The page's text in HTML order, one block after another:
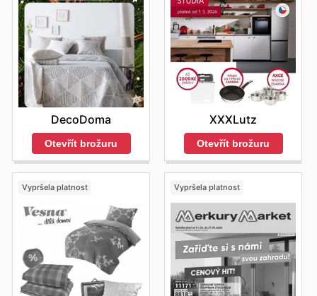
DecoDoma
Otevřít brožuru
XXXLutz
Otevřít brožuru
Vypršela platnost Vypršela platnost